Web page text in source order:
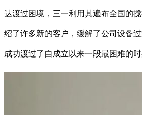
达渡过困境，三一利用其遍布全国的
绍了许多新的客户，缓解了公司设备
成功渡过了自成立以来一段最困难的时